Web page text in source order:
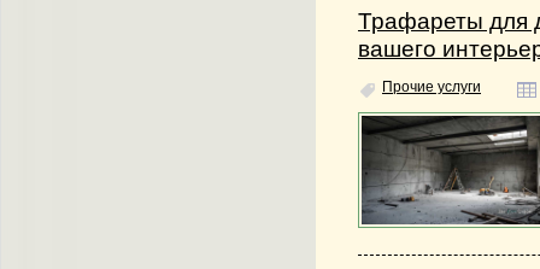
Трафареты для
вашего
Прочие услуги